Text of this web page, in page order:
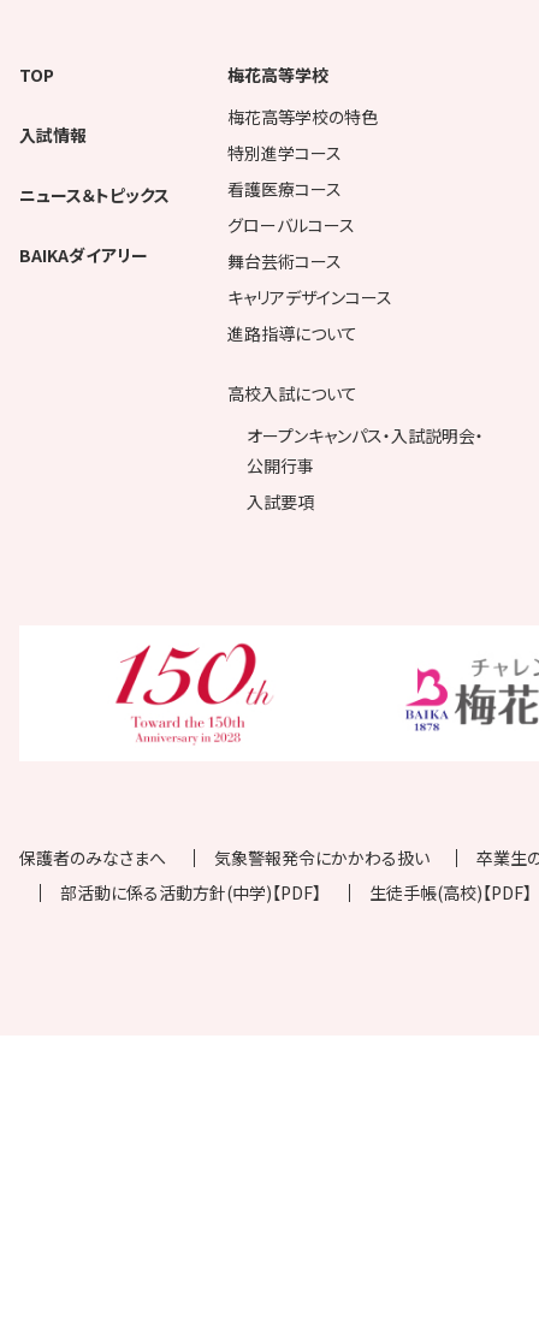
TOP
入試情報
ニュース＆トピックス
BAIKAダイアリー
梅花高等学校
梅花高等学校の特色
特別進学コース
看護医療コース
グローバルコース
舞台芸術コース
キャリアデザインコース
進路指導について
高校入試について
オープンキャンパス・入試説明会・
公開行事
入試要項
保護者のみなさまへ 気象警報発令にかかわる扱い
卒業生
部活動に係る活動方針(中学)【PDF】
生徒手帳(高校)【PDF】